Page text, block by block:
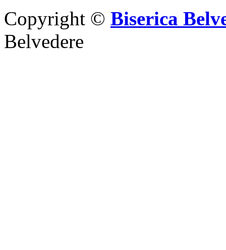
Copyright © Biserica
Belvedere